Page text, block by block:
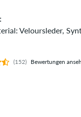
Veloursleder,
(152) Bewertungen